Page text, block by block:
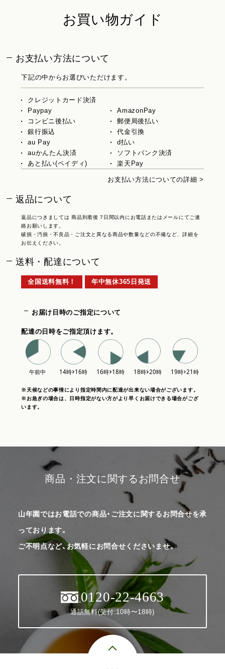
お買い物ガイド
お支払い方法について
下記の中からお選びいただけます。
クレジットカード決済
Paypay
AmazonPay
コンビニ後払い
郵便局後払い
銀行振込
代金引換
au Pay
d払い
auかんたん決済
ソフトバンク決済
あと払い(ペイディ)
楽天Pay
お支払い方法についての詳細 >
返品について
返品につきましては 商品到着後 7日間以内にお電話またはメールにてご連
絡お願いします。
破損・汚損・不良品・ご注文と異なる商品や数量などの不備など、詳細を
お伝えください。
送料・配達について
全国送料無料！ 年中無休365日発送
お届け日時のご指定について
配達の日時をご指定頂けます。
※天候などの事情により指定時間内に配達が出来ない場合がございます。
※お急ぎの場合は、日時指定がない方がより早くお届けできる場合がござ
います。
商品・注文に関するお問合せ
山年園ではお電話での商品・ご注文に関するお問合せを承
っております。
ご不明点など、お気軽にお問合せくださいませ。
0120-22-4663
通話無料(受付:10時〜18時)